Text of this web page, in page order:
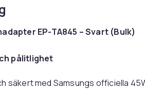
EP-TA845 – Svart (Bulk)
pålitlighet
säkert med Samsungs officiella